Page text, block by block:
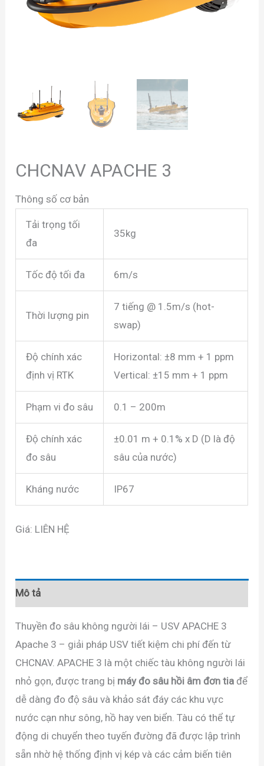
CHCNAV APACHE 3
Thông số cơ bản
Tải trọng tối
đa
35kg
Tốc độ tối đa 6m/s
Thời lượng pin
7 tiếng @ 1.5m/s (hot-
swap)
Độ chính xác
định vị RTK
Horizontal: ±8 mm + 1 ppm
Vertical: ±15 mm + 1 ppm
Phạm vi đo sâu 0.1 – 200m
Độ chính xác
đo sâu
±0.01 m + 0.1% x D (D là độ
sâu của nước)
Kháng nước IP67
Giá: LIÊN HỆ
Mô tả
Thuyền đo sâu không người lái – USV APACHE 3
Apache 3 – giải pháp USV tiết kiệm chi phí đến từ
CHCNAV. APACHE 3 là một chiếc tàu không người lái
nhỏ gọn, được trang bị máy đo sâu hồi âm đơn tia để
dễ dàng đo độ sâu và khảo sát đáy các khu vực
nước cạn như sông, hồ hay ven biển. Tàu có thể tự
động di chuyển theo tuyến đường đã được lập trình
sẵn nhờ hệ thống định vị kép và các cảm biến tiên